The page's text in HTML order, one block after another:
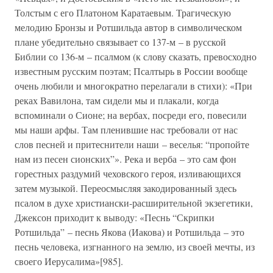
Толстым с его Платоном Каратаевым. Трагическую
мелодию Бронзы и Ротшильда автор в символическом
плане убедительно связывает со 137-м – в русской
Библии со 136-м – псалмом (к слову сказать, превосходно
известным русским поэтам; Псалтырь в России вообще
очень любили и многократно перелагали в стихи): «При
реках Вавилона, там сидели мы и плакали, когда
вспоминали о Сионе; на вербах, посреди его, повесили
мы наши арфы. Там пленившие нас требовали от нас
слов песней и притеснители наши – веселья: “пропойте
нам из песен сионских”». Река и верба – это сам фон
горестных раздумий чеховского героя, изливающихся
затем музыкой. Переосмысляя закодированный здесь
псалом в духе христиански-расширительной экзегетики,
Джексон приходит к выводу: «Песнь “Скрипки
Ротшильда” – песнь Якова (Иакова) и Ротшильда – это
песнь человека, изгнанного на землю, из своей мечты, из
своего Иерусалима»[985].